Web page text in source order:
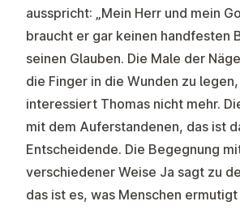
ausspricht: „Mein Herr und mein
braucht er gar keinen handfesten
seinen Glauben. Die Male der
die Finger in die Wunden zu
interessiert Thomas nicht mehr.
mit dem Auferstandenen, das ist
Entscheidende. Die Begegnung
verschiedener Weise Ja sagt zu
das ist es, was Menschen ermutigt